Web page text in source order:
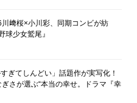
川﨑桜×小川彩、同期コンビが紡
球少女鷲尾』
ぎてしんどい」話題作が実写化！
さが選ぶ“本当の幸せ。ドラマ『幸